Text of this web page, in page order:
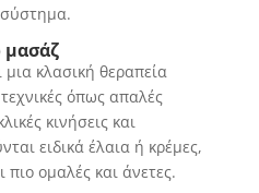
σύστημα.
μασάζ
κλασική θεραπεία
όπως απαλές
κινήσεις και
ειδικά έλαια ή κρέμες,
πιο ομαλές και άνετες.